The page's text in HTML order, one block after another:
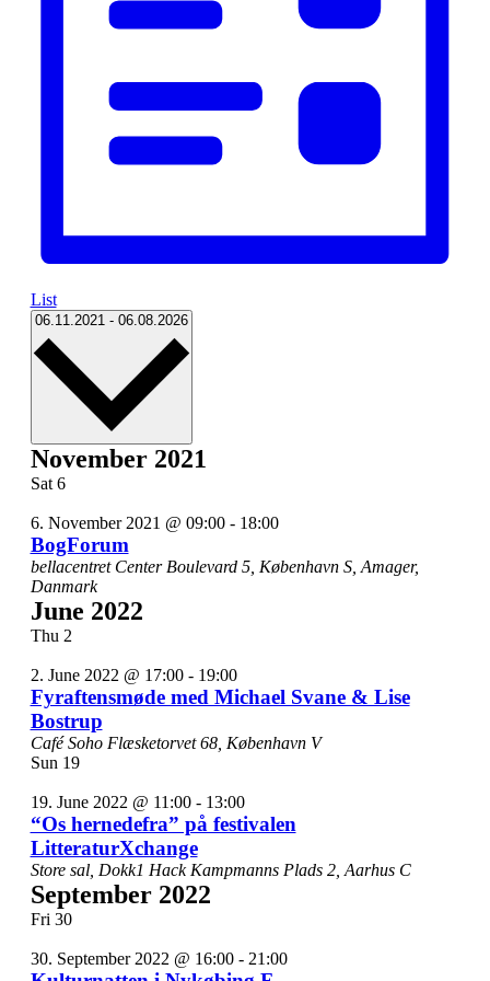
List
06.11.2021 - 06.08.2026 Select
November 2021
Sat 6
6. November 2021 @ 09:00- 18:00
BogForum
bellacentret Center Boulevard 5, København S, Amager,
Danmark
June 2022
Thu 2
2. June 2022 @ 17:00- 19:00
Fyraftensmøde med Michael Svane & Lise
Bostrup
Café Soho Flæsketorvet 68, København V
Sun 19
19. June 2022 @ 11:00- 13:00
“Os hernedefra” på festivalen
LitteraturXchange
Store sal, Dokk1 Hack Kampmanns Plads 2, Aarhus C
September 2022
Fri 30
30. September 2022 @ 16:00- 21:00